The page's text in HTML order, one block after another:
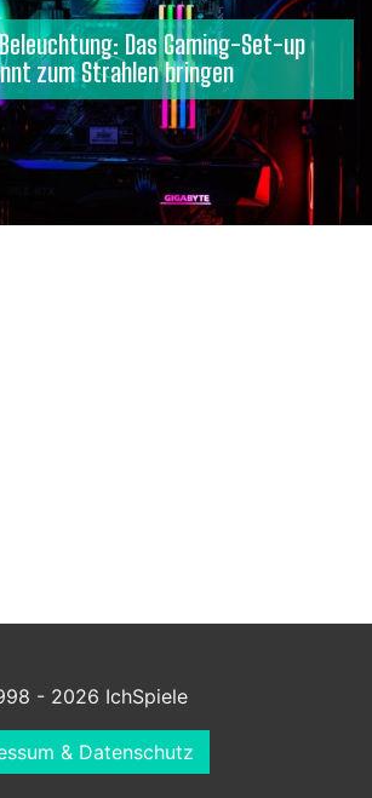
Das Gaming-Set-up
zum Strahlen bringen
- 2026 IchSpiele
& Datenschutz